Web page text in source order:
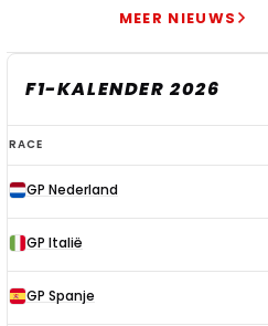
MEER NIEUWS
F1-KALENDER 2026
F1-
kalender
2026
RACE
GP Nederland
GP Italië
GP Spanje